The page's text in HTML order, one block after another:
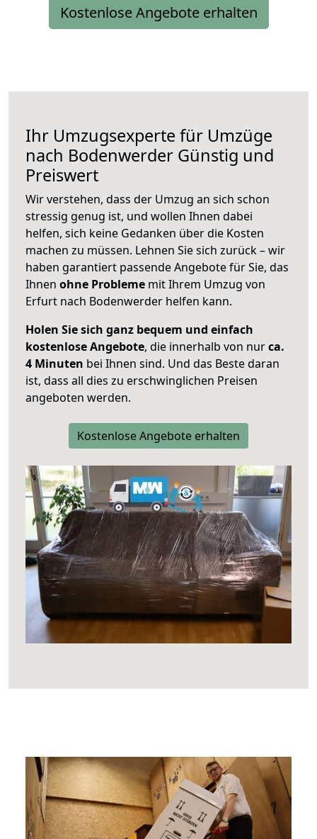
Kostenlose Angebote erhalten
Ihr Umzugsexperte für Umzüge
nach Bodenwerder Günstig und
Preiswert
Wir verstehen, dass der Umzug an sich schon
stressig genug ist, und wollen Ihnen dabei
helfen, sich keine Gedanken über die Kosten
machen zu müssen. Lehnen Sie sich zurück – wir
haben garantiert passende Angebote für Sie, das
Ihnen ohne Probleme mit Ihrem Umzug von
Erfurt nach Bodenwerder helfen kann.
Holen Sie sich ganz bequem und einfach
kostenlose Angebote, die innerhalb von nurca.
4 Minuten bei Ihnen sind. Und das Beste daran
ist, dass all dies zu erschwinglichen Preisen
angeboten werden.
Kostenlose Angebote erhalten